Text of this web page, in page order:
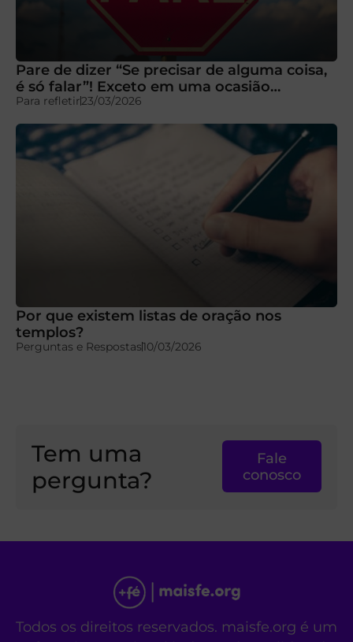
Pare de dizer “Se precisar de alguma coisa,
é só falar”! Exceto em uma ocasião…
Para refletir23/03/2026
Por que existem listas de oração nos
templos?
Perguntas e Respostas10/03/2026
Tem uma
pergunta?
Fale
conosco
Todos os direitos reservados. maisfe.org é um